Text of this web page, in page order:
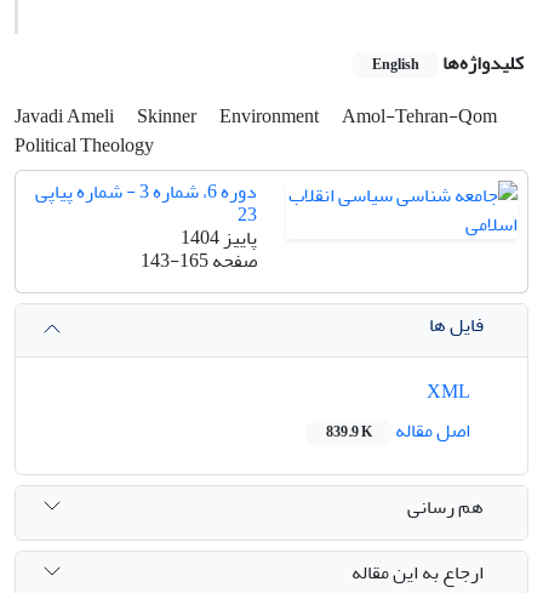
کلیدواژه‌ها English
Javadi Ameli Skinner Environment Amol-Tehran-Qom
Political Theology
دوره 6، شماره 3 - شماره پیاپی
23
پاییز 1404
صفحه143-165
فایل ها
اصل مقاله
839.9 K
هم رسانی
ارجاع به این مقاله